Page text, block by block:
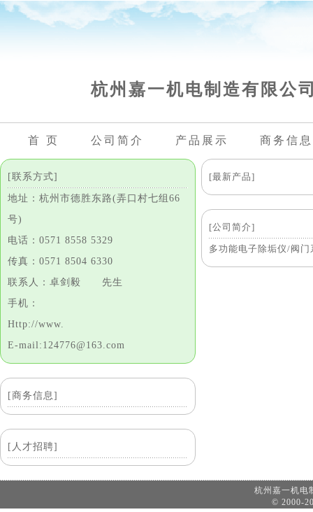
杭州嘉一机电制造有限公
首 页 公司简介 产品展示 商务信息
[联系方式]
地址：杭州市德胜东路(弄口村七组66
号)
电话：0571 8558 5329
传真：0571 8504 6330
联系人：卓剑毅 先生
手机：
Http://www.
E-mail:124776@163.com
[商务信息]
[人才招聘]
[最新产品]
[公司简介]
多功能电子除垢仪/阀
杭州嘉一机
© 2000-